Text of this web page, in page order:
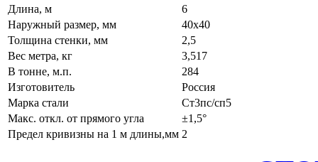
Длина, м
6
Наружный размер, мм
40х40
Толщина стенки, мм
2,5
Вес метра, кг
3,517
В тонне, м.п.
284
Изготовитель
Россия
Марка стали
Ст3пс/сп5
Макс. откл. от прямого угла
±1,5°
Предел кривизны на 1 м длины,мм 2